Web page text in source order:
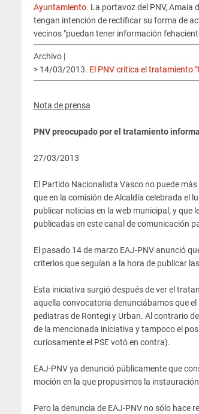
Ayuntamiento. La portavoz del PNV, Amaia
tengan intención de rectificar su forma de
vecinos "puedan tener información
Archivo |
> 14/03/2013. El PNV critica el tratamiento
Nota de prensa
PNV preocupado por el tratamiento
27/03/2013
El Partido Nacionalista Vasco no puede
que en la comisión de Alcaldía celebrada el
publicar noticias en la web municipal, y
publicadas en este canal de comunicación
El pasado 14 de marzo EAJ-PNV anunció
criterios que seguían a la hora de publicar
Esta iniciativa surgió después de ver el
aquella convocatoria denunciábamos que
pediatras de Rontegi y Urban. Al contrario
de la mencionada iniciativa y tampoco el
curiosamente el PSE votó en contra).
EAJ-PNV ya denunció públicamente que
moción en la que propusimos la
Pero la denuncia de EAJ-PNV no sólo